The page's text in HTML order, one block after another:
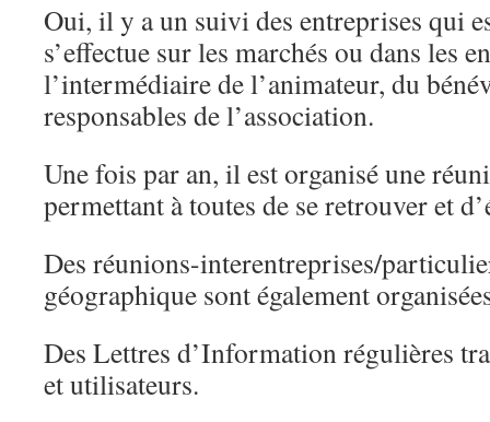
Oui, il y a un suivi des entreprises qui
s’effectue sur les marchés ou dans les
l’intermédiaire de l’animateur, du
responsables de l’association.
Une fois par an, il est organisé une
permettant à toutes de se retrouver et
Des réunions-interentreprises/
géographique sont également
Des Lettres d’Information régulières
et utilisateurs.